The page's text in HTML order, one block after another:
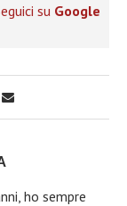
su Google
ho sempre